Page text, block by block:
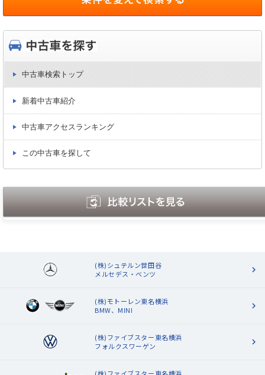
中古車検索トップ
新着中古車紹介
中古車アクセスランキング
この中古車を探して
(株)シュテルン世田谷
メルセデス・ベンツ
(株)モトーレン東名横浜
BMW、MINI
(株)ファイブスター東名横浜
フォルクスワーゲン
(株)ファイブスター東名横浜